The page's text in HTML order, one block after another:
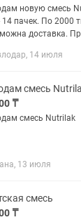
новую смесь
14 пачек. По 2000
доставка.
14 июля
смесь
₸
смесь Nutrilak
13 июля
смесь
₸